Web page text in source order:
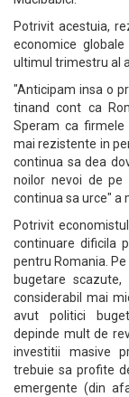
Potrivit acestuia,
economice
ultimul trimestru al
"Anticipam insa o
tinand cont ca
Speram ca firmele
mai rezistente in
continua sa dea
noilor nevoi de
continua sa urce" a
Potrivit
continuare dificila
pentru Romania.
bugetare
considerabil mai
avut politici
depinde mult de
investitii masive
trebuie sa profite
emergente (din